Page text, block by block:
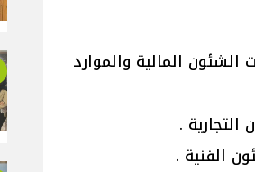
المالية والموارد
.
الفنية .